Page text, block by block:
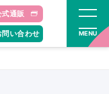
式通販
問い合わせ MENU